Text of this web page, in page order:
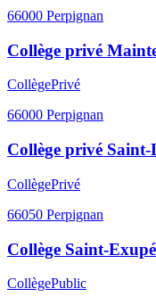
66000 Perpignan
Collège privé
CollègePrivé
66000 Perpignan
Collège privé
CollègePrivé
66050 Perpignan
Collège Saint-
CollègePublic